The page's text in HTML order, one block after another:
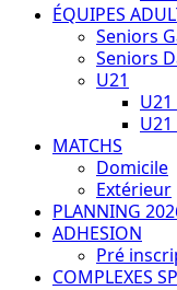
ÉQUIPES
Seniors
Seniors
U21
U21
MATCHS
Domicile
Extérieur
PLANNING
ADHESION
Pré
COMPLEXES